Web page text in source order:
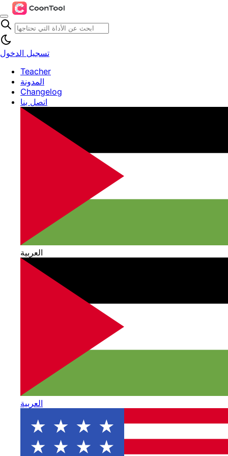
تسجيل الدخول
Teacher
المدونة
Changelog
اتصل بنا
العربية
العربية